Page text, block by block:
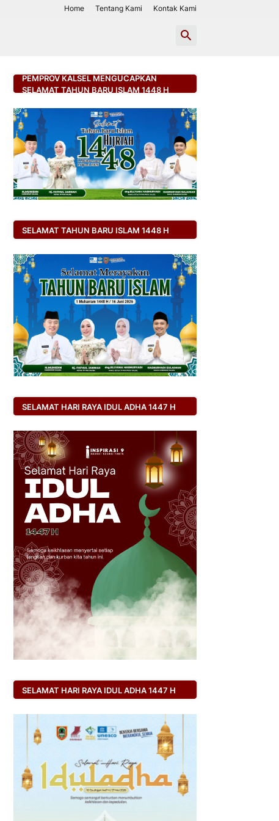
Home Tentang Kami Kontak Kami
PEMPROV KALSEL MENGUCAPKAN
SELAMAT TAHUN BARU ISLAM 1448 H
SELAMAT TAHUN BARU ISLAM 1448 H
SELAMAT HARI RAYA IDUL ADHA 1447 H
SELAMAT HARI RAYA IDUL ADHA 1447 H